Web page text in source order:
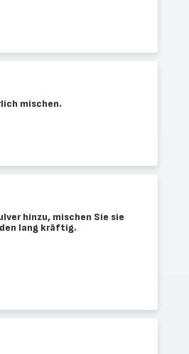
mischen.
hinzu, mischen Sie sie
lang kräftig.